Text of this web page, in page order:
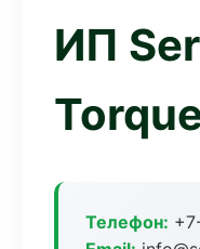
ИП
Телефон: